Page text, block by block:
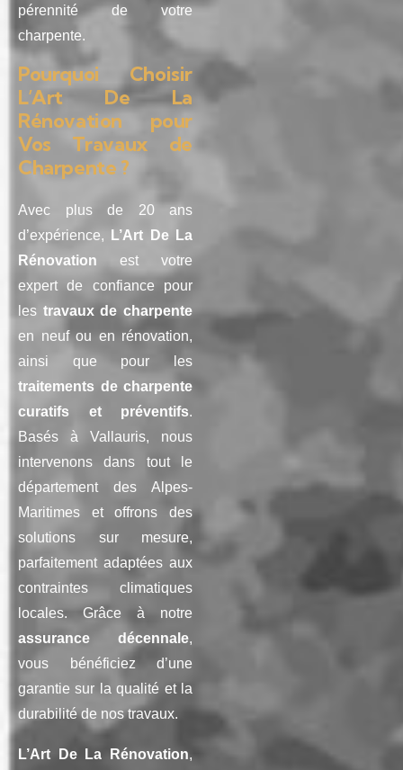
pérennité de votre
charpente.
Pourquoi Choisir
L’Art De La
Rénovation pour
Vos Travaux de
Charpente ?
Avec plus de 20 ans
d’expérience,
L’Art De La
Rénovation est votre
expert de confiance pour
les travaux de charpente
en neuf ou en rénovation,
ainsi que pour les
traitements de charpente
curatifs et préventifs.
Basés à Vallauris, nous
intervenons dans tout le
département des Alpes-
Maritimes et offrons des
solutions sur mesure,
parfaitement adaptées aux
contraintes climatiques
locales. Grâce à notre
assurance décennale,
vous bénéficiez d’une
garantie sur la qualité et la
durabilité de nos travaux.
L’Art De La Rénovation,